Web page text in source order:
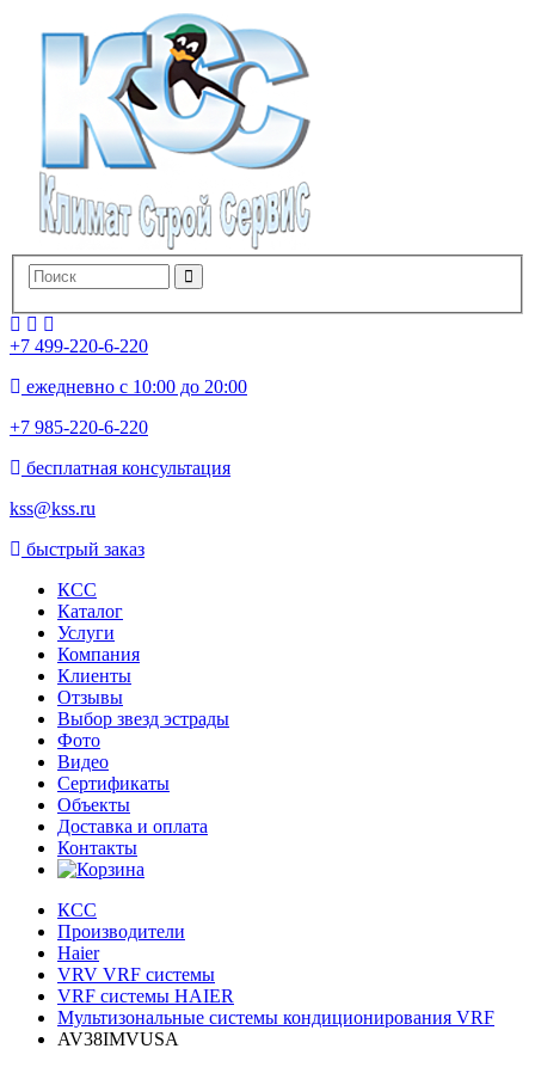
+7 499-220-6-220
ежедневно с 10:00 до 20:00
+7 985-220-6-220
бесплатная консультация
kss@kss.ru
быстрый заказ
КСС
Каталог
Услуги
Компания
Клиенты
Oтзывы
Выбор звезд эстрады
Фото
Видео
Сертификаты
Объекты
Доставка и оплата
Контакты
КСС
Производители
Haier
VRV VRF системы
VRF системы HAIER
Мультизональные системы кондиционирования VRF
AV38IMVUSA